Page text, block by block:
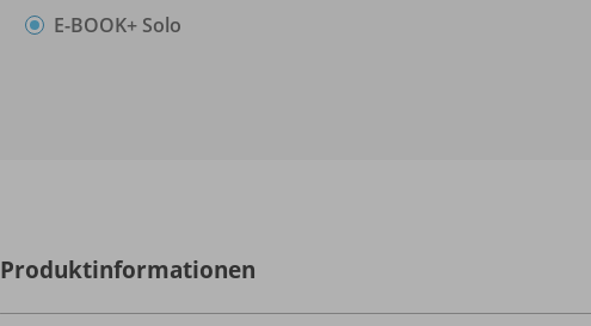
E-BOOK+ Solo
Produktinformationen